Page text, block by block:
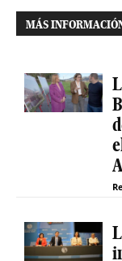
MÁS